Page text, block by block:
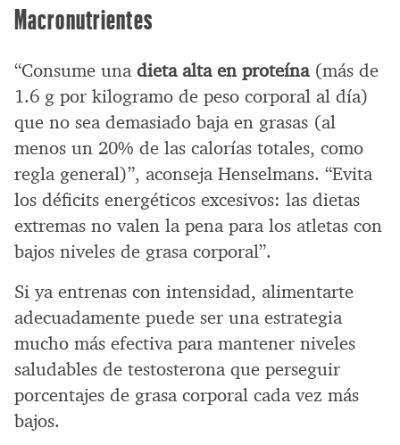
Macronutrientes
“Consume una dieta alta en proteína(más de
1.6 g por kilogramo de peso corporal al día)
que no sea demasiado baja en grasas (al
menos un 20% de las calorías totales, como
regla general)”, aconseja Henselmans. “Evita
los déficits energéticos excesivos: las dietas
extremas no valen la pena para los atletas con
bajos niveles de grasa corporal”.
Si ya entrenas con intensidad, alimentarte
adecuadamente puede ser una estrategia
mucho más efectiva para mantener niveles
saludables de testosterona que perseguir
porcentajes de grasa corporal cada vez más
bajos.